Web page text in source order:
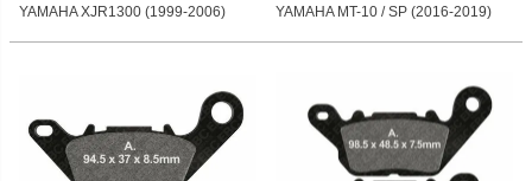
YAMAHA XJR1300 (1999-2006)
YAMAHA MT-10 / SP (2016-2019)